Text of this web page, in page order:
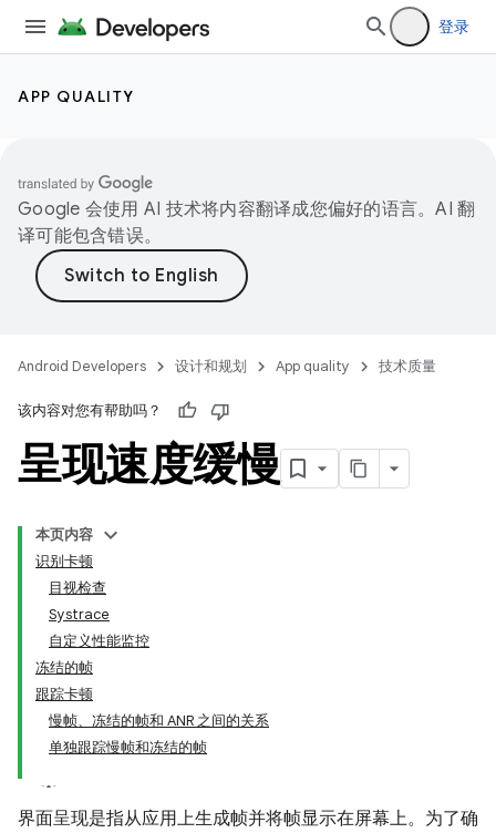
登录
APP QUALITY
Google 会使用 AI 技术将内容翻译成您偏好的语言。AI 翻
译可能包含错误。
Android Developers 设计和规划 App quality 技术质量
该内容对您有帮助吗？
呈现速度缓慢
本页内容
识别卡顿
目视检查
Systrace
自定义性能监控
冻结的帧
跟踪卡顿
慢帧、冻结的帧和 ANR 之间的关系
单独跟踪慢帧和冻结的帧
界面呈现是指从应用上生成帧并将帧显示在屏幕上。为了确